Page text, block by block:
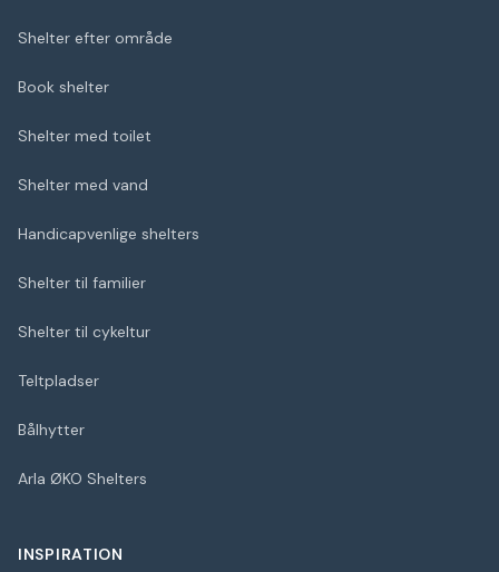
Shelter efter område
Book shelter
Shelter med toilet
Shelter med vand
Handicapvenlige shelters
Shelter til familier
Shelter til cykeltur
Teltpladser
Bålhytter
Arla ØKO Shelters
INSPIRATION